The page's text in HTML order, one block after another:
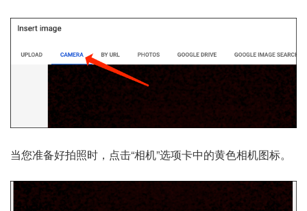
当您准备好拍照时，点击“相机”选项卡中的黄色相机图标。